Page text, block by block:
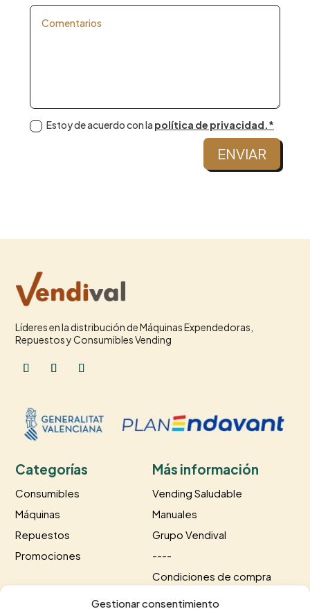
Gestionar consentimiento
Estoy de acuerdo con la política de privacidad.*
ENVIAR
Líderes en la distribución de Máquinas Expendedoras,
Repuestos y Consumibles Vending
Categorías
Consumibles
Máquinas
Repuestos
Promociones
Más información
Vending Saludable
Manuales
Grupo Vendival
----
Condiciones de compra
Información de envío